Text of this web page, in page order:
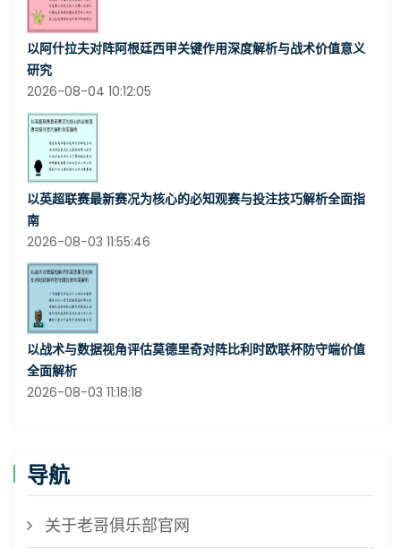
以阿什拉夫对阵阿根廷西甲关键作用深度解析与战术价值意义
研究
2026-08-04 10:12:05
以英超联赛最新赛况为核心的必知观赛与投注技巧解析全面指
南
2026-08-03 11:55:46
以战术与数据视角评估莫德里奇对阵比利时欧联杯防守端价值
全面解析
2026-08-03 11:18:18
导航
关于老哥俱乐部官网